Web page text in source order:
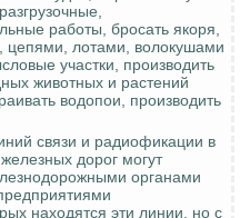
работы, бросать якоря,
цепями, лотами, волокушами
участки, производить
животных и растений
водопои, производить
связи и радиофикации в
дорог могут
органами
находятся эти линии, но с